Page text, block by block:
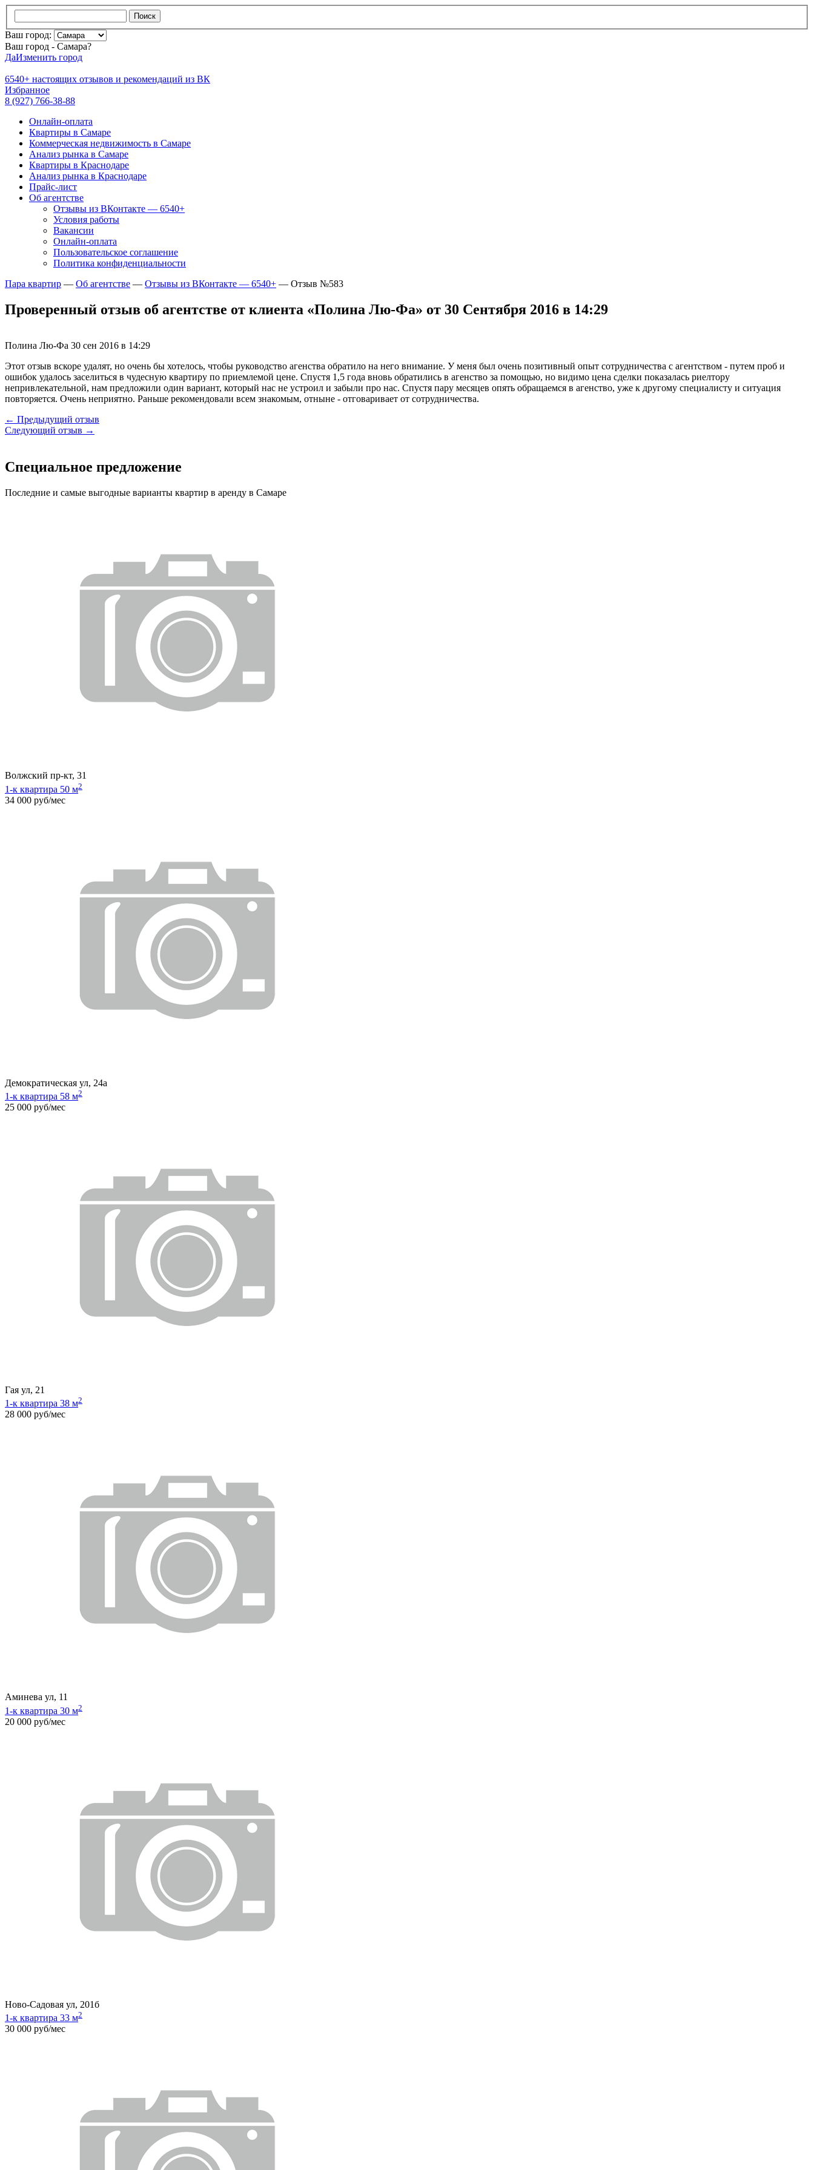
Поиск
Ваш город:
Ваш город - Самара?
ДаИзменить город
6540+ настоящих отзывов и рекомендаций из ВК
Избранное
8 (927) 766-38-88
Онлайн-оплата
Квартиры в Самаре
Коммерческая недвижимость в Самаре
Анализ рынка в Самаре
Квартиры в Краснодаре
Анализ рынка в Краснодаре
Прайс-лист
Об агентстве
Отзывы из ВКонтакте — 6540+
Условия работы
Вакансии
Онлайн-оплата
Пользовательское соглашение
Политика конфиденциальности
Пара квартир — Об агентстве — Отзывы из ВКонтакте — 6540+ — Отзыв №583
Проверенный отзыв об агентстве от клиента «Полина Лю-Фа» от 30 Сентября 2016 в 14:29
Полина Лю-Фа 30 сен 2016 в 14:29
Этот отзыв вскоре удалят, но очень бы хотелось, чтобы руководство агенства обратило на него внимание. У меня был очень позитивный опыт сотрудничества с агентством - путем проб и
ошибок удалось заселиться в чудесную квартиру по приемлемой цене. Спустя 1,5 года вновь обратились в агенство за помощью, но видимо цена сделки показалась риелтору
непривлекательной, нам предложили один вариант, который нас не устроил и забыли про нас. Спустя пару месяцев опять обращаемся в агенство, уже к другому специалисту и ситуация
повторяется. Очень неприятно. Раньше рекомендовали всем знакомым, отныне - отговаривает от сотрудничества.
← Предыдущий отзыв
Следующий отзыв →
Специальное предложение
Последние и самые выгодные варианты квартир в аренду в Самаре
Волжский пр-кт, 31
1-к квартира 50 м2
34 000 руб/мес
Демократическая ул, 24а
1-к квартира 58 м2
25 000 руб/мес
Гая ул, 21
1-к квартира 38 м2
28 000 руб/мес
Аминева ул, 11
1-к квартира 30 м2
20 000 руб/мес
Ново-Садовая ул, 201б
1-к квартира 33 м2
30 000 руб/мес